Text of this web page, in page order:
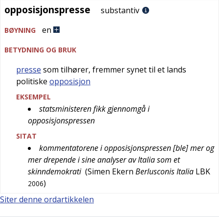
opposisjonspresse
opposisjonspresse substantiv
BØYNING en
BETYDNING OG BRUK
presse som tilhører, fremmer synet til et lands
politiske opposisjon
EKSEMPEL
statsministeren fikk gjennomgå i
opposisjonspressen
SITAT
kommentatorene i opposisjonspressen [ble] mer og
mer drepende i sine analyser av Italia som et
skinndemokrati (Simen Ekern Berlusconis Italia LBK
2006)
Siter denne ordartikkelen